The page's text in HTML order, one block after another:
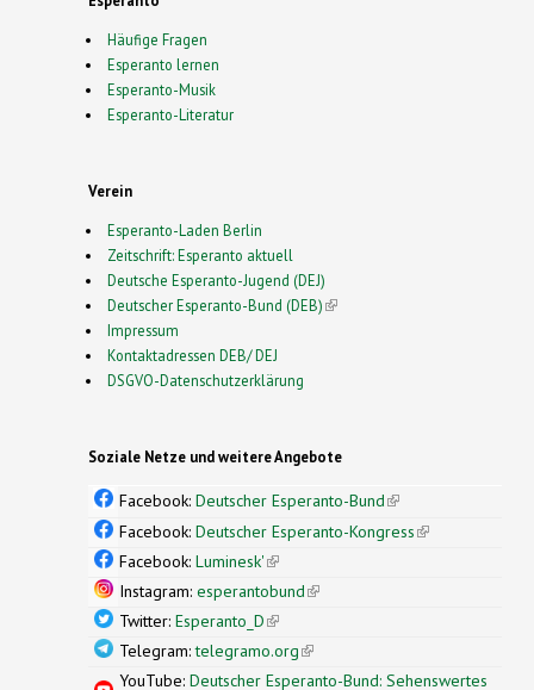
Häufige Fragen
Esperanto lernen
Esperanto-Musik
Esperanto-Literatur
Verein
Esperanto-Laden Berlin
Zeitschrift: Esperanto aktuell
Deutsche Esperanto-Jugend (DEJ)
Deutscher Esperanto-Bund (DEB)(link is external)
Impressum
Kontaktadressen DEB/ DEJ
DSGVO-Datenschutzerklärung
Soziale Netze und weitere Angebote
Facebook: Deutscher Esperanto-Bund(link is
external)
Facebook: Deutscher Esperanto-Kongress(link is
Facebook: Luminesk'(link is external)
Instagram: esperantobund(link is external)
Twitter: Esperanto_D(link is external)
Telegram:telegramo.org(link is external)
YouTube: Deutscher Esperanto-Bund: Sehenswertes